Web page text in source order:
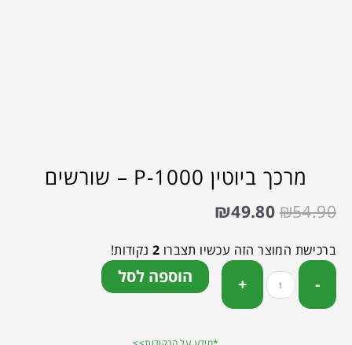
מרכך ביוטין P-1000 – שורשים
₪54.90
₪49.80
ברכישת המוצר הזה עכשיו תצברו 2 נקודות!
הוספה לסל